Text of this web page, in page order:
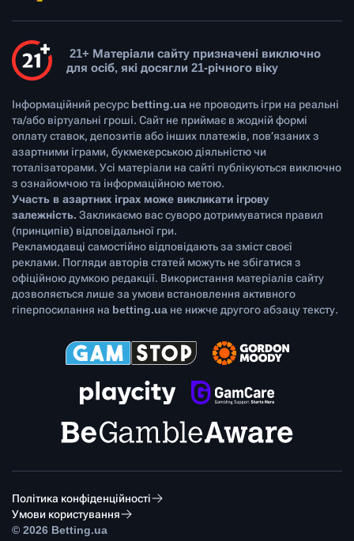
21+ Матеріали сайту призначені виключно
для осіб, які досягли 21-річного віку
Інформаційний ресурс betting.ua не проводить ігри на реальні
та/або віртуальні гроші. Сайт не приймає в жодній формі
оплату ставок, депозитів або інших платежів, пов’язаних з
азартними іграми, букмекерською діяльністю чи
тоталізаторами. Усі матеріали на сайті публікуються виключно
з ознайомчою та інформаційною метою.
Участь в азартних іграх може викликати ігрову
залежність. Закликаємо вас суворо дотримуватися правил
(принципів) відповідальної гри.
Рекламодавці самостійно відповідають за зміст своєї
реклами. Погляди авторів статей можуть не збігатися з
офіційною думкою редакції. Використання матеріалів сайту
дозволяється лише за умови встановлення активного
гіперпосилання на betting.ua не нижче другого абзацу тексту.
© 2026 Betting.ua
Політика конфіденційності
Умови користування